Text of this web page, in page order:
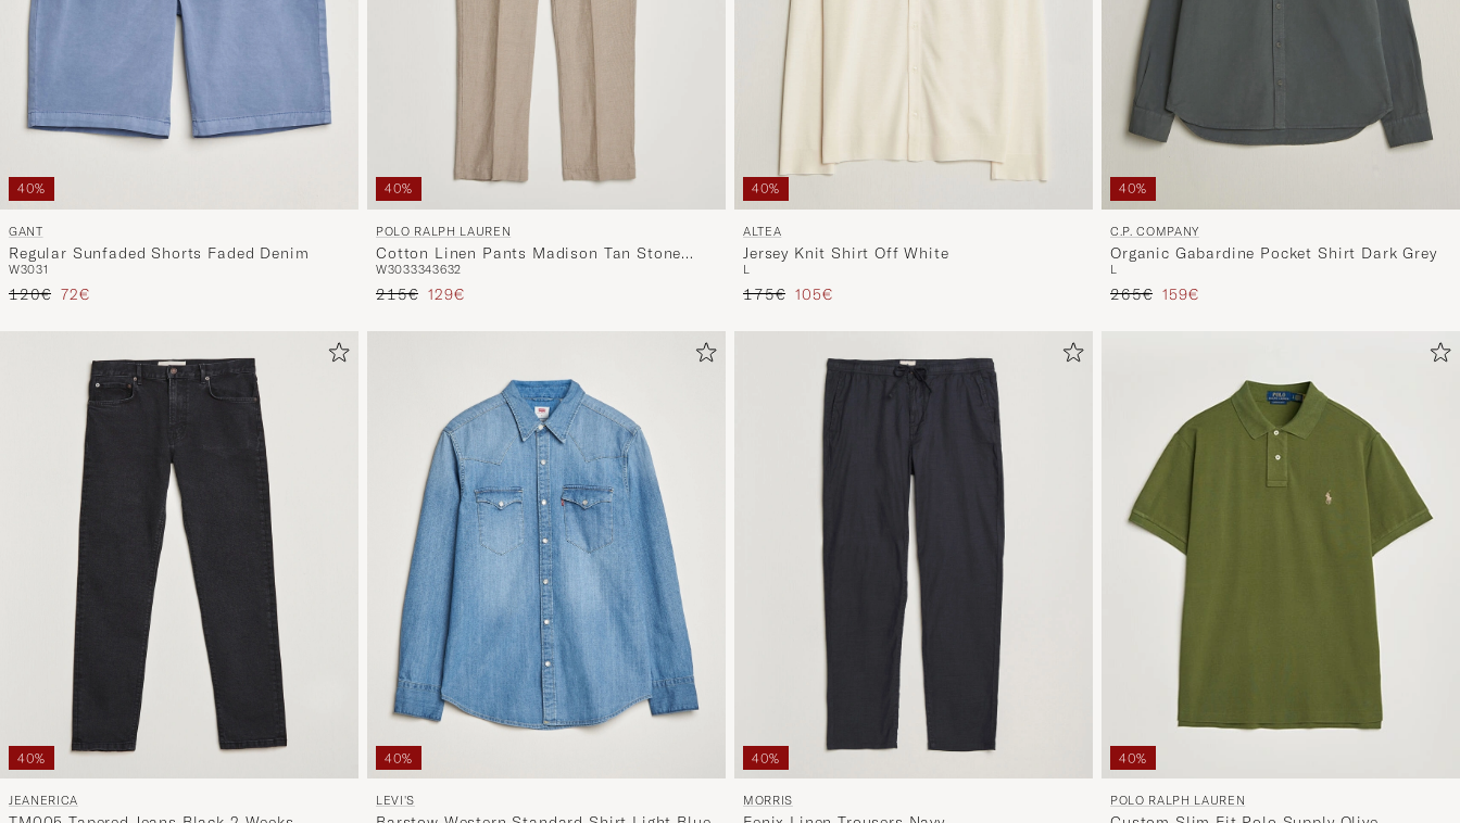
40%
GANT
Regular Sunfaded Shorts Faded Denim
W3031
Prezzo ordinario
120€ Prezzo ridotto
72€
40%
POLO RALPH LAUREN
Cotton Linen Pants Madison Tan Stone
Grey
W3033343632
Prezzo ordinario
215€ Prezzo ridotto
129€
40%
ALTEA
Jersey Knit Shirt Off White
L
Prezzo ordinario
175€ Prezzo ridotto
105€
40%
C.P. COMPANY
Organic Gabardine Pocket Shirt Dark Grey
L
Prezzo ordinario
265€ Prezzo ridotto
159€
40%
JEANERICA
40%
LEVI'S
40%
MORRIS
40%
POLO RALPH LAUREN